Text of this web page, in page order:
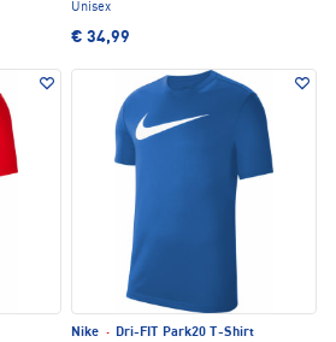
Unisex
€ 34,99
Nike · Dri-FIT Park20 T-Shirt